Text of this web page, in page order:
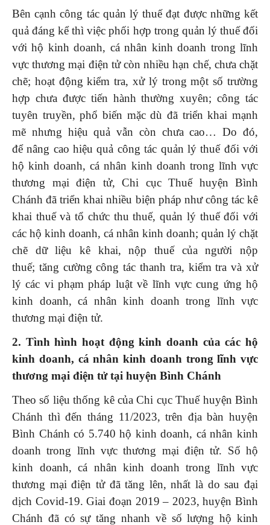
Bên cạnh công tác quản lý thuế đạt được những kết
quả đáng kể thì việc phối hợp trong quản lý thuế đối
với hộ kinh doanh, cá nhân kinh doanh trong lĩnh
vực thương mại điện tử còn nhiều hạn chế, chưa chặt
chẽ; hoạt động kiểm tra, xử lý trong một số trường
hợp chưa được tiến hành thường xuyên; công tác
tuyên truyền, phổ biến mặc dù đã triển khai mạnh
mẽ nhưng hiệu quả vẫn còn chưa cao… Do đó,
để nâng cao hiệu quả công tác quản lý thuế đối với
hộ kinh doanh, cá nhân kinh doanh trong lĩnh vực
thương mại điện tử, Chi cục Thuế huyện Bình
Chánh đã triển khai nhiều biện pháp như công tác kê
khai thuế và tổ chức thu thuế, quản lý thuế đối với
các hộ kinh doanh, cá nhân kinh doanh; quản lý chặt
chẽ dữ liệu kê khai, nộp thuế của người nộp
thuế; tăng cường công tác thanh tra, kiểm tra và xử
lý các vi phạm pháp luật về lĩnh vực cung ứng hộ
kinh doanh, cá nhân kinh doanh trong lĩnh vực
thương mại điện tử.
2. Tình hình hoạt động kinh doanh của cáchộ
kinh doanh, cá nhân kinh doanh trong lĩnh vực
thương mại điện tử tại huyện Bình Chánh
Theo số liệu thống kê của Chi cục Thuế huyện Bình
Chánh thì đến tháng 11/2023, trên địa bàn huyện
Bình Chánh có 5.740 hộ kinh doanh, cá nhân kinh
doanh trong lĩnh vực thương mại điện tử. Số hộ
kinh doanh, cá nhân kinh doanh trong lĩnh vực
thương mại điện tử đã tăng lên, nhất là do sau đại
dịch Covid-19. Giai đoạn 2019 – 2023, huyện Bình
Chánh đã có sự tăng nhanh về số lượng hộ kinh